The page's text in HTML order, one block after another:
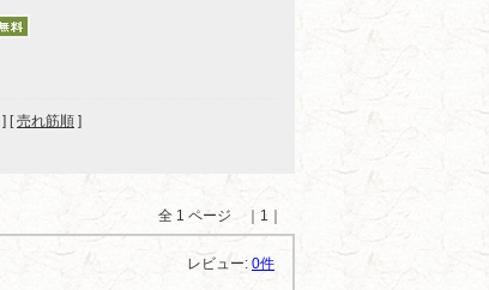
] [売れ筋順 ]
全 1 ページ ｜1｜
レビュー: 0件